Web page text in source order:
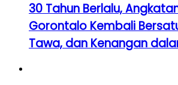
30 Tahun Berlalu,
Gorontalo Kembali
Tawa, dan Kenangan